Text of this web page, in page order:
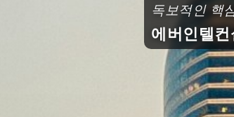
독보적인 핵
에버인텔